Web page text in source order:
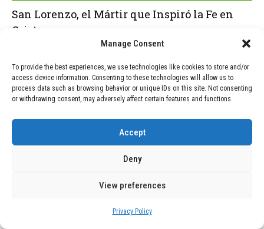
Manage Consent
To provide the best experiences, we use technologies like cookies to store and/or
access device information. Consenting to these technologies will allow us to
process data such as browsing behavior or unique IDs on this site. Not consenting
or withdrawing consent, may adversely affect certain features and functions.
Accept
Deny
View preferences
Privacy Policy
San Lorenzo, el Mártir que Inspiró la Fe en
Cristo
POPULAR RECENT
Motor de 800 W, rango de 45 km y
ruedas todo terreno: este scooter cuesta
solo 300 euros y representa una
adquisición impresionante
Vídeo impactante: BYD revela en